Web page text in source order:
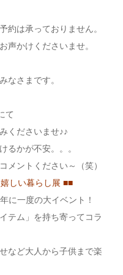
は承っておりません。
かけくださいませ。
なさまです。
て
くださいませ♪♪
るかが不安。。。
メントください～（笑）
嬉しい暮らし展 ■■
に一度の大イベント！
テム」を持ち寄ってコラ
など大人から子供まで楽